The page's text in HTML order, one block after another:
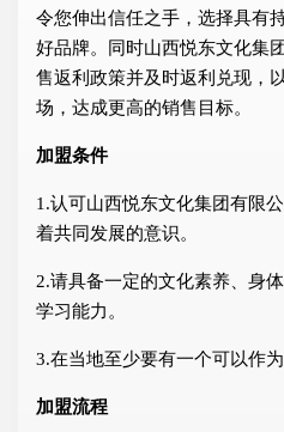
令您伸出信任之手，选择具有
好品牌。同时山西悦东文化集
售返利政策并及时返利兑现，
场，达成更高的销售目标。
加盟条件
1.认可山西悦东文化集团有限
着共同发展的意识。
2.请具备一定的文化素养、身
学习能力。
3.在当地至少要有一个可以作为
加盟流程